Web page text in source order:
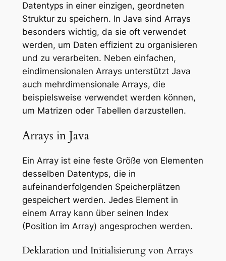
Datentyps in einer einzigen, geordneten
Struktur zu speichern. In Java sind Arrays
besonders wichtig, da sie oft verwendet
werden, um Daten effizient zu organisieren
und zu verarbeiten. Neben einfachen,
eindimensionalen Arrays unterstützt Java
auch mehrdimensionale Arrays, die
beispielsweise verwendet werden können,
um Matrizen oder Tabellen darzustellen.
Arrays in Java
Ein Array ist eine feste Größe von Elementen
desselben Datentyps, die in
aufeinanderfolgenden Speicherplätzen
gespeichert werden. Jedes Element in
einem Array kann über seinen Index
(Position im Array) angesprochen werden.
Deklaration und Initialisierung von Arrays